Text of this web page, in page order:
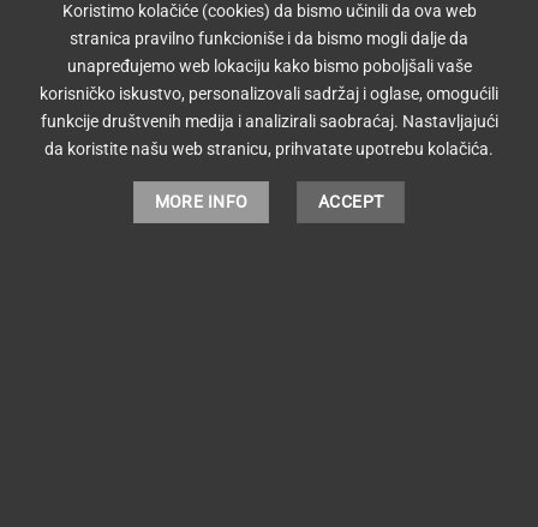
Koristimo kolačiće (cookies) da bismo učinili da ova web
stranica pravilno funkcioniše i da bismo mogli dalje da
unapređujemo web lokaciju kako bismo poboljšali vaše
korisničko iskustvo, personalizovali sadržaj i oglase, omogućili
funkcije društvenih medija i analizirali saobraćaj. Nastavljajući
da koristite našu web stranicu, prihvatate upotrebu kolačića.
MORE INFO ACCEPT